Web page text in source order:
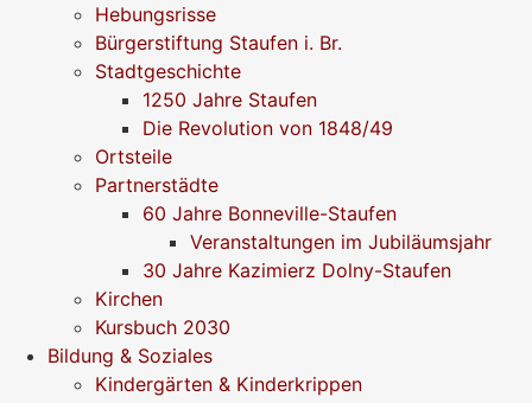
Hebungsrisse
Bürgerstiftung Staufen i. Br.
Stadtgeschichte
1250 Jahre Staufen
Die Revolution von 1848/49
Ortsteile
Partnerstädte
60 Jahre Bonneville-Staufen
Veranstaltungen im Jubiläumsjahr
30 Jahre Kazimierz Dolny-Staufen
Kirchen
Kursbuch 2030
Bildung & Soziales
Kindergärten & Kinderkrippen